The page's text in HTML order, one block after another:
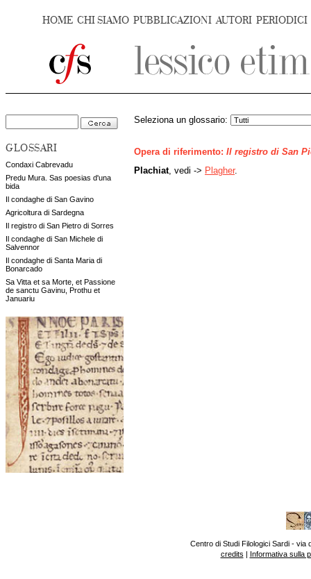
HOME CHI SIAMO PUBBLICAZIONI AUTORI PERIODICI
GLOSSARI
Condaxi Cabrevadu
Predu Mura. Sas poesias d'una
bida
Il condaghe di San Gavino
Agricoltura di Sardegna
Il registro di San Pietro di Sorres
Il condaghe di San Michele di
Salvennor
Il condaghe di Santa Maria di
Bonarcado
Sa Vitta et sa Morte, et Passione
de sanctu Gavinu, Prothu et
Januariu
Seleziona un glossario:
Opera di riferimento: Il registro di San
Plachiat, vedi -> Plagher.
Centro di Studi Filologici Sardi - via
credits | Informativa sulla